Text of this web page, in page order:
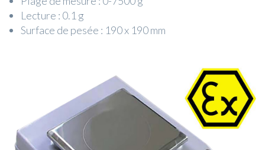
Lecture : 0.1 g
Surface de pesée : 190 x 190 mm